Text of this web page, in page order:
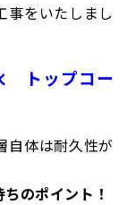
事をいたしまし
トップコー
自体は耐久性が
のポイント！